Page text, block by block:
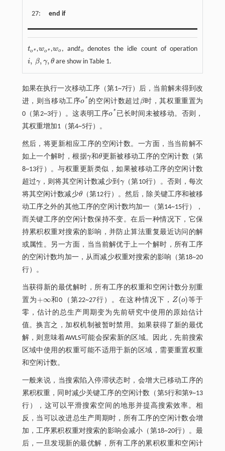
27: end if
to *
to*,wo*
wo*,wo
wo , andto
to denotes the idle count of operation
i, β, γ, θ
i, β,γ, θ are show in Table 1.
如果在执行一次移动工序（第1~7行）后，当前解未得到改
进，则当移动工序o *
o* 的空闲计数超过 β
β时，其权重重置为
0（第2~3行）。这表明工序o *
o* 已长时间未被移动。否则，
其权重增加1（第4~5行）。
然后，将更新相应工序的空闲计数。一方面，当当前解不
如上一个解时，根据γ
γ和θ
θ 更新被移动工序的空闲计数（第
8~13行）。与权重更新类似，如果被移动工序的空闲计数
超过γ
γ，则将其空闲计数减少到 γ
γ（第10行）。否则，每次
将其空闲计数减少θ
θ （第12行）。然后，除关键工序和被移
动工序之外的其他工序的空闲计数均加一（第14~15行），
而关键工序的空闲计数保持不变。在后一种情况下，它保
持累积权重对搜索的影响，并防止算法重复最近访问的解
或属性。另一方面，当当前解优于上一个解时，所有工序
的空闲计数均加一，从而减少权重对搜索的影响（第18~20
行）。
当获得新的最优解时，所有工序的权重和空闲计数分别重
置为 +∞
+∞ 和0（第22~27行）。在这种情况下， Z(o)
Z( o)
等于
零，估计的总生产周期变为先前研究中使用的原始估计
值。换言之，加权机制被暂时禁用。如果获得了新的最优
解，则意味着AWLS可能会探索新的区域。因此，先前搜索
区域中使用的权重可能不适用于新的区域，需要重置权重
和空闲计数。
一般来说，当搜索陷入停滞状态时，会增大已移动工序的
累积权重，同时减少关键工序的空闲计数（第5行和第9~13
行），这可以平滑搜索空间的地形并提高搜索效率。相
反，当可以改进总生产周期时，所有工序的空闲计数会增
加，工序累积权重对搜索的影响会减小（第18~20行）。最
后，一旦发现新的最优解，所有工序的累积权重和空闲计